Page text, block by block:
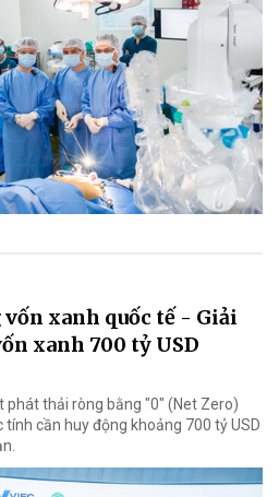
xanh quốc tế - Giải
xanh 700 tỷ USD
phát thải ròng bằng "0" (Net Zero)
cần huy động khoảng 700 tỷ USD